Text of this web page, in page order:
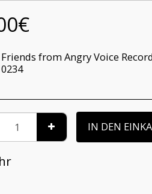
€
Friends from Angry Voice
0234
IN DEN